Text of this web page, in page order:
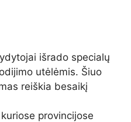
išrado specialų
utėlėmis. Šiuo
reiškia besaikį
provincijose